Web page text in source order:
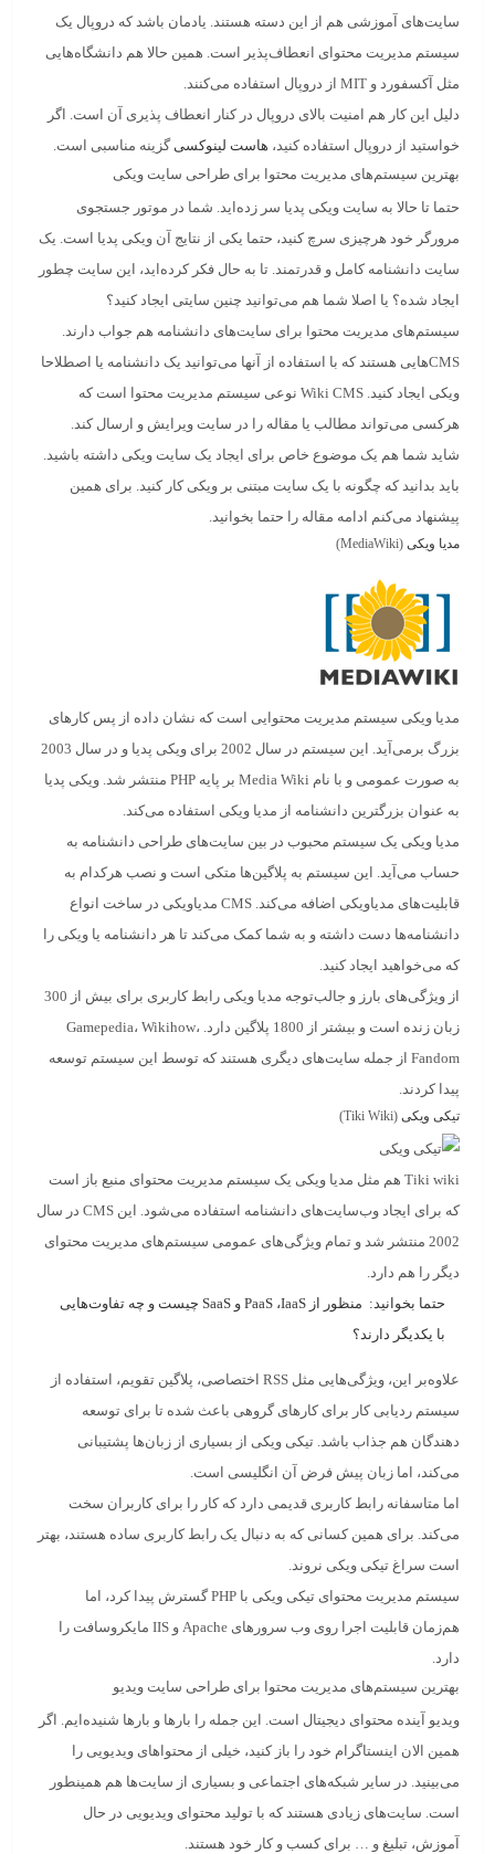
سایت‌های آموزشی هم از این دسته هستند. یادمان باشد که دروپال یک
سیستم مدیریت محتوای انعطاف‌پذیر است. همین حالا هم دانشگاه‌هایی
مثل آکسفورد و MIT از دروپال استفاده می‌کنند.
دلیل این کار هم امنیت بالای دروپال در کنار انعطاف پذیری آن است. اگر
خواستید از دروپال استفاده کنید، هاست لینوکسیگزینه مناسبی است.
بهترین سیستم‌های مدیریت محتوا برای طراحی سایت ویکی
حتما تا حالا به سایت ویکی پدیا سر زده‌اید. شما در موتور جستجوی
مرورگر خود هرچیزی سرچ کنید، حتما یکی از نتایج آن ویکی پدیا است. یک
سایت دانشنامه کامل و قدرتمند. تا به حال فکر کرده‌اید، این سایت چطور
ایجاد شده؟ یا اصلا شما هم می‌توانید چنین سایتی ایجاد کنید؟
سیستم‌های مدیریت محتوا برای سایت‌های دانشنامه هم جواب دارند.
CMSهایی هستند که با استفاده از آنها می‌توانید یک دانشنامه یا اصطلاحا
ویکی ایجاد کنید. Wiki CMS نوعی سیستم مدیریت محتوا است که
هرکسی می‌تواند مطالب یا مقاله را در سایت ویرایش و ارسال کند.
شاید شما هم یک موضوع خاص برای ایجاد یک سایت ویکی داشته باشید.
باید بدانید که چگونه با یک سایت مبتنی بر ویکی کار کنید. برای همین
پیشنهاد می‌کنم ادامه مقاله را حتما بخوانید.
مدیا ویکی (MediaWiki)
مدیا ویکی سیستم مدیریت محتوایی است که نشان داده از پس کارهای
بزرگ برمی‌آید. این سیستم در سال 2002 برای ویکی پدیا و در سال 2003
به صورت عمومی و با نام Media Wiki
بر پایه PHP منتشر شد. ویکی پدیا
به عنوان بزرگترین دانشنامه از مدیا ویکی استفاده می‌کند.
مدیا ویکی یک سیستم محبوب در بین سایت‌های طراحی دانشنامه به
حساب می‌آید. این سیستم به پلاگین‌ها متکی است و نصب هرکدام به
قابلیت‌های مدیاویکی اضافه می‌کند. CMS مدیاویکی
در ساخت انواع
دانشنامه‌ها دست داشته و به شما کمک می‌کند تا هر دانشنامه یا ویکی را
که می‌خواهید ایجاد کنید.
از ویژگی‌های بارز و جالب‌توجه مدیا ویکی رابط کاربری برای بیش از 300
زبان زنده است و بیشتر از 1800 پلاگین دارد. Gamepedia، Wikihow،
Fandom از جمله سایت‌های دیگری هستند که توسط این سیستم توسعه
پیدا کردند.
تیکی ویکی (Tiki Wiki)
Tiki wiki هم مثل مدیا ویکی یک سیستم مدیریت محتوای منبع باز است
که برای ایجاد وب‌سایت‌های دانشنامه استفاده می‌شود. این CMS در سال
2002 منتشر شد و تمام ویژگی‌های عمومی سیستم‌های مدیریت محتوای
دیگر را هم دارد.
حتما بخوانید:
منظور از PaaS ،IaaS و SaaS چیست و چه تفاوت‌هایی
با یکدیگر دارند؟
علاوه‌بر این، ویژگی‌هایی مثل RSS اختصاصی، پلاگین تقویم، استفاده از
سیستم ردیابی کار برای کارهای گروهی باعث شده تا برای توسعه
دهندگان هم جذاب باشد. تیکی ویکی از بسیاری از زبان‌ها پشتیبانی
می‌کند، اما زبان پیش فرض آن انگلیسی است.
اما متاسفانه رابط کاربری قدیمی دارد که کار را برای کاربران سخت
می‌کند. برای همین کسانی که به دنبال یک رابط کاربری ساده هستند، بهتر
است سراغ تیکی ویکی نروند.
سیستم مدیریت محتوای تیکی ویکی با PHP گسترش پیدا کرد، اما
هم‌زمان قابلیت اجرا روی وب سرورهای Apache و IIS مایکروسافت را
دارد.
بهترین سیستم‌های مدیریت محتوا برای طراحی سایت ویدیو
ویدیو آینده محتوای دیجیتال است. این جمله را بارها و بارها شنیده‌ایم. اگر
همین الان اینستاگرام خود را باز کنید، خیلی از محتواهای ویدیویی را
می‌بینید. در سایر شبکه‌های اجتماعی و بسیاری از سایت‌ها هم همینطور
است. سایت‌های زیادی هستند که با تولید محتوای ویدیویی در حال
آموزش، تبلیغ و … برای کسب و کار خود هستند.